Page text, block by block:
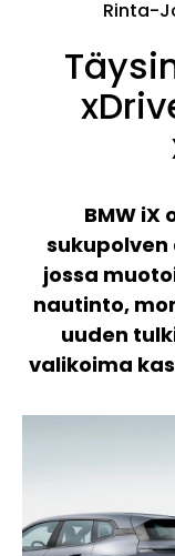
Rinta-
BMW iX
jossa
nautinto,
uuden
valikoima